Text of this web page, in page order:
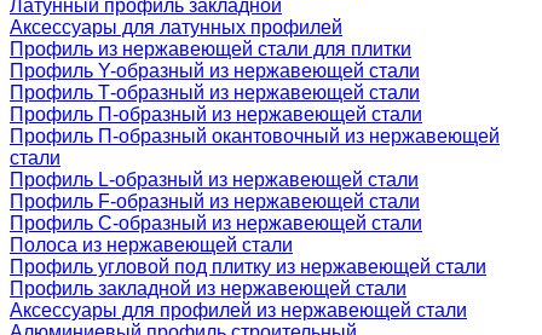
Латунный профиль закладной
Аксессуары для латунных профилей
Профиль из нержавеющей стали для плитки
Профиль Y-образный из нержавеющей стали
Профиль Т-образный из нержавеющей стали
Профиль П-образный из нержавеющей стали
Профиль П-образный окантовочный из нержавеющей
стали
Профиль L-образный из нержавеющей стали
Профиль F-образный из нержавеющей стали
Профиль C-образный из нержавеющей стали
Полоса из нержавеющей стали
Профиль угловой под плитку из нержавеющей стали
Профиль закладной из нержавеющей стали
Аксессуары для профилей из нержавеющей стали